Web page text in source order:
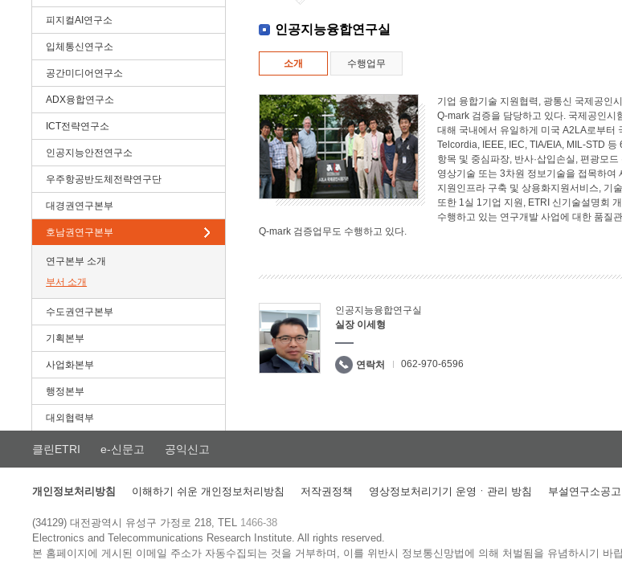
피지컬AI연구소
입체통신연구소
공간미디어연구소
ADX융합연구소
ICT전략연구소
인공지능안전연구소
우주항공반도체전략연구단
대경권연구본부
호남권연구본부
연구본부 소개
부서 소개
수도권연구본부
기획본부
사업화본부
행정본부
대외협력부
인공지능융합연구실
소개 수행업무
기업 융합기술 지원협력, 광통신 국제공인
Q-mark 검증을 담당하고 있다. 국제공인시
대해 국내에서 유일하게 미국 A2LA로부터
Telcordia, IEEE, IEC, TIA/EIA, MIL-STD
항목 및 중심파장, 반사·삽입손실, 편광모
영상기술 또는 3차원 정보기술을 접목하
지원인프라 구축 및 상용화지원서비스, 기
또한 1실 1기업 지원, ETRI 신기술설명회
수행하고 있는 연구개발 사업에 대한 품질
Q-mark 검증업무도 수행하고 있다.
인공지능융합연구실
실장 이세형
연락처 062-970-6596
클린ETRI e-신문고 공익신고
개인정보처리방침 이해하기 쉬운 개인정보처리방침 저작권정책 영상정보처리기기 운영ㆍ관리 방침 부설연구소공고
(34129) 대전광역시 유성구 가정로 218, TEL 1466-38
Electronics and Telecommunications Research Institute.All rights reserved.
본 홈페이지에 게시된 이메일 주소가 자동수집되는 것을 거부하며, 이를 위반시 정보통신망법에 의해 처벌됨을 유념하시기 바